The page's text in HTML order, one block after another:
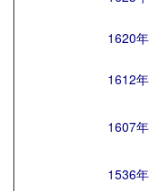
1620年
1612年
1607年
1536年